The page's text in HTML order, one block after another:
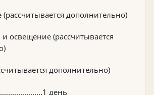
(рассчитывается дополнительно)
и освещение (рассчитывается
дополнительно)
день